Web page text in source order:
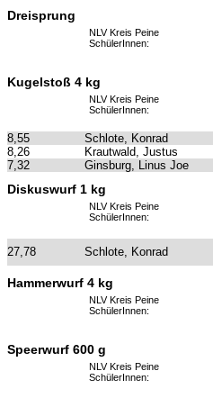
Dreisprung
NLV Kreis Peine
SchülerInnen:
Kugelstoß 4 kg
NLV Kreis Peine
SchülerInnen:
8,55 Schlote, Konrad
8,26
Krautwald, Justus
7,32
Ginsburg, Linus Joe
Diskuswurf 1 kg
NLV Kreis Peine
SchülerInnen:
27,78 Schlote, Konrad
Hammerwurf 4 kg
NLV Kreis Peine
SchülerInnen:
Speerwurf 600 g
NLV Kreis Peine
SchülerInnen: